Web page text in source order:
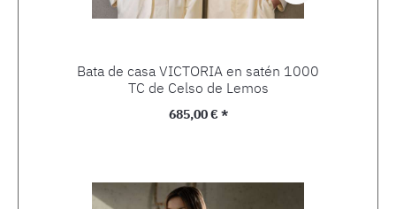
Bata de casa VICTORIA en satén 1000
TC de Celso de Lemos
Precio normal:
685,00 € *